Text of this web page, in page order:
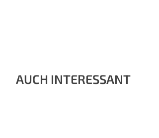
AUCH INTERESSANT